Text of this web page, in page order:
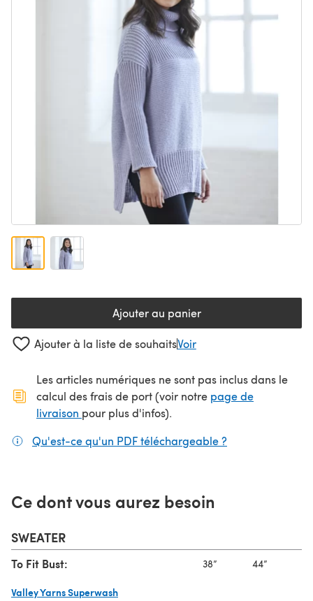
Ajouter au panier
Ajouter à la liste de souhaitsVoir
Les articles numériques ne sont pas inclus dans le
calcul des frais de port (voir notre page de
livraison (s'ouvre dans un nouvel onglet)
pour plus d'infos).
Qu'est-ce qu'un PDF téléchargeable ?
Ce dont vous aurez besoin
SWEATER
To Fit Bust: 38” 44”
Valley Yarns Superwash